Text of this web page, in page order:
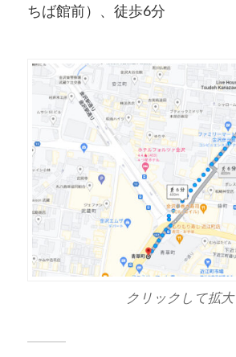
ちば館前）、徒歩6分
クリックして拡大